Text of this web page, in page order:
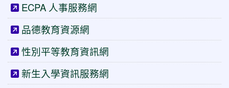
ECPA 人事服務網
品德教育資源網
性別平等教育資訊網
新生入學資訊服務網